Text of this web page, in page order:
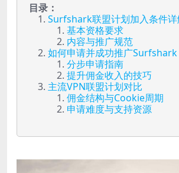
目录：
Surfshark联盟计划加入条件
基本资格要求
内容与推广规范
如何申请并成功推广Surfshark
分步申请指南
提升佣金收入的技巧
主流VPN联盟计划对比
佣金结构与Cookie周期
申请难度与支持资源